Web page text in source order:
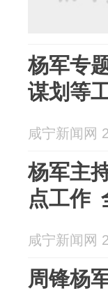
杨军专
谋划等
咸宁新闻网
杨军主
点工作
咸宁新闻网
周锋杨